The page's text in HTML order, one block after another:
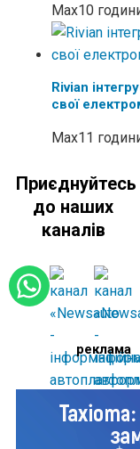
Max10
Rivian
свої
Max11
Приєднуйтесь
до наших
каналів
реклама